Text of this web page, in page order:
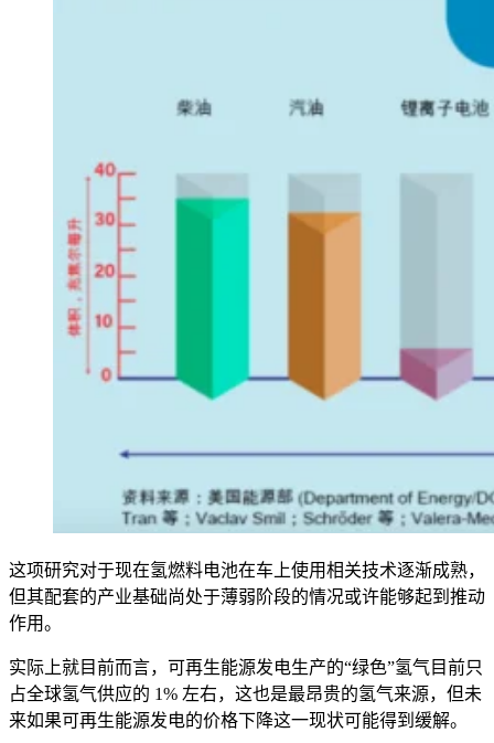
这项研究对于现在氢燃料电池在车上使用相关技术逐渐成熟，
但其配套的产业基础尚处于薄弱阶段的情况或许能够起到推动
作用。
实际上就目前而言，可再生能源发电生产的“绿色”氢气目前只
占全球氢气供应的 1% 左右，这也是最昂贵的氢气来源，但未
来如果可再生能源发电的价格下降这一现状可能得到缓解。